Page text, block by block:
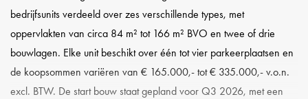
bedrijfsunits verdeeld over zes verschillende types, met
oppervlakten van circa 84 m² tot 166 m² BVO en twee of drie
bouwlagen. Elke unit beschikt over één tot vier parkeerplaatsen en
de koopsommen variëren van € 165.000,- tot € 335.000,- v.o.n.
excl. BTW. De start bouw staat gepland voor Q3 2026, met een